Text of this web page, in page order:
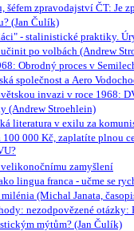
šéfem zpravodajství ČT: Je
(Jan Čulík)
- stalinistické praktiky.
po volbách (Andrew
Obrodný proces v
společnost a Aero
invazi v roce 1968:
(Andrew Stroehlein)
literatura v exilu za
000 Kč, zaplatíte plnou
zamyšlení
lingua franca - učme se
(Michal Janata,
nezodpovězené
mýtům? (Jan Čulík)